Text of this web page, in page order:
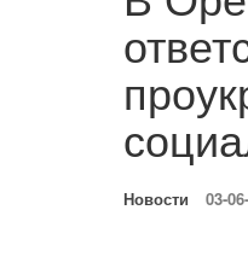
Новости 03-